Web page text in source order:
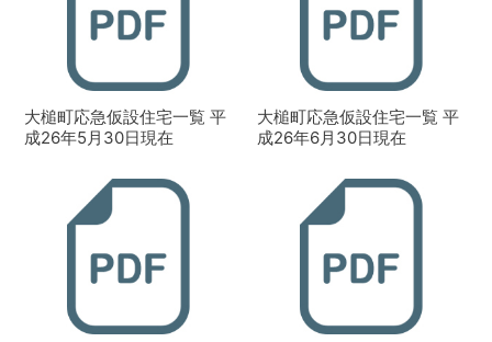
大槌町応急仮設住宅一覧 平
成26年5月30日現在
大槌町応急仮設住宅一覧 平
成26年6月30日現在